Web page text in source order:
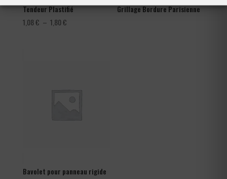
Tendeur Plastifié
1,08€ – 1,80€Plage
Grillage Bordure Parisienne
Bavolet pour panneau rigide